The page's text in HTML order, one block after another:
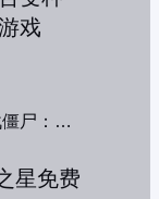
植物大战僵尸：融合变种